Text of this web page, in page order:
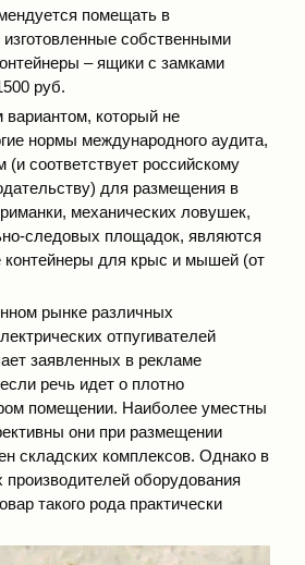
помещать в
собственными
– ящики с замками
руб.
который не
нормы международного аудита,
соответствует российскому
для размещения в
механических ловушек,
следовых площадок, являются
контейнеры для крыс и мышей (от
рынке различных
отпугивателей
заявленных в рекламе
речь идет о плотно
помещении. Наиболее уместны
они при размещении
складских комплексов. Однако в
производителей оборудования
такого рода практически